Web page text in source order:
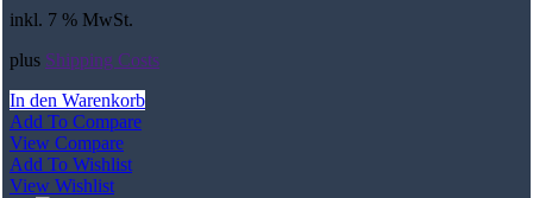
inkl. 7 % MwSt.
plus Shipping Costs
In den Warenkorb
Add To Compare
View Compare
Add To Wishlist
View Wishlist